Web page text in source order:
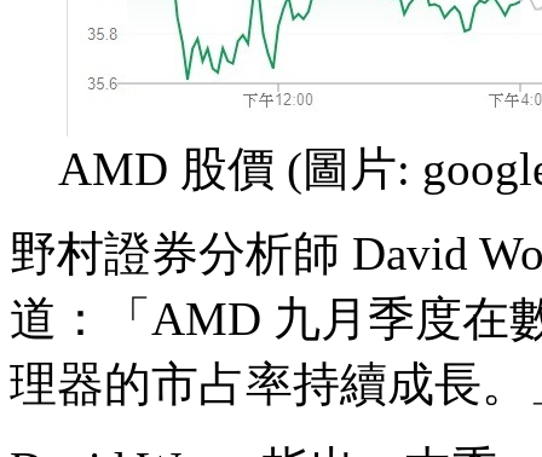
AMD 股價 (圖片:
野村證券分析師 David
道：「AMD 九月季度在
理器的市占率持續成長。